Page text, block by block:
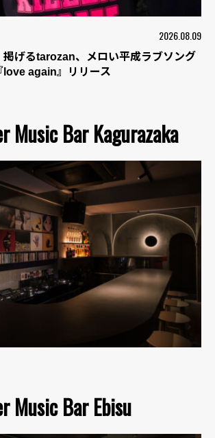
2026.08.09
掲げるtarozan、メロい平成ラブソング
love again』リリース
Music Bar Kagurazaka
Music Bar Ebisu